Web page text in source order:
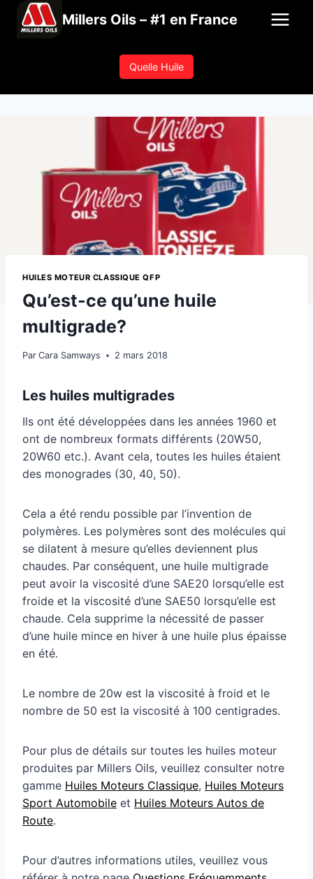
Millers Oils – #1 en France
Quelle Huile
HUILES MOTEUR CLASSIQUE QFP
Qu’est-ce qu’une huile
multigrade?
Par Cara Samways 2 mars 2018
Les huiles multigrades
Ils ont été développées dans les années 1960 et
ont de nombreux formats différents (20W50,
20W60 etc.). Avant cela, toutes les huiles étaient
des monogrades (30, 40, 50).
Cela a été rendu possible par l’invention de
polymères. Les polymères sont des molécules qui
se dilatent à mesure qu’elles deviennent plus
chaudes. Par conséquent, une huile multigrade
peut avoir la viscosité d’une SAE20 lorsqu’elle est
froide et la viscosité d’une SAE50 lorsqu’elle est
chaude. Cela supprime la nécessité de passer
d’une huile mince en hiver à une huile plus épaisse
en été.
Le nombre de 20w est la viscosité à froid et le
nombre de 50 est la viscosité à 100 centigrades.
Pour plus de détails sur toutes les huiles moteur
produites par Millers Oils, veuillez consulter notre
gamme Huiles Moteurs Classique, Huiles Moteurs
Sport Automobile et Huiles Moteurs Autos de
Route.
Pour d’autres informations utiles, veuillez vous